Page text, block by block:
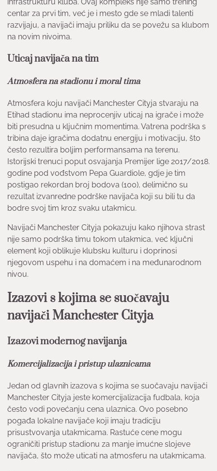
centar za prvi tim, već je i mesto gde se mladi talenti
razvijaju, a navijači imaju priliku da se povežu sa klubom
na novim nivoima.
Uticaj navijača na tim
Atmosfera na stadionu i moral tima
Atmosfera koju navijači Manchester Cityja stvaraju na
Etihad stadionu ima neprocenjiv uticaj na igrače i može
biti presudna u ključnim momentima. Vatrena podrška s
tribina daje igračima dodatnu energiju i motivaciju, što
često rezultira boljim performansama na terenu.
Istorijski trenuci poput osvajanja Premijer lige 2017/2018.
godine pod vođstvom Pepa Guardiole, gdje je tim
postigao rekordan broj bodova (100), delimično su
rezultat izvanredne podrške navijača koji su bili tu da
bodre svoj tim kroz svaku utakmicu.
Navijači Manchester Cityja pokazuju kako njihova strast
nije samo podrška timu tokom utakmica, već ključni
element koji oblikuje klubsku kulturu i doprinosi
njegovom uspehu i na domaćem i na međunarodnom
nivou.
Izazovi s kojima se suočavaju
navijači Manchester Cityja
Izazovi modernog navijanja
Komercijalizacija i pristup ulaznicama
Jedan od glavnih izazova s kojima se suočavaju navijači
Manchester Cityja jeste komercijalizacija fudbala, koja
često vodi povećanju cena ulaznica. Ovo posebno
pogađa lokalne navijače koji imaju tradiciju
prisustvovanja utakmicama. Rastuće cene mogu
ograničiti pristup stadionu za manje imućne slojeve
navijača, što može uticati na atmosferu na utakmicama.